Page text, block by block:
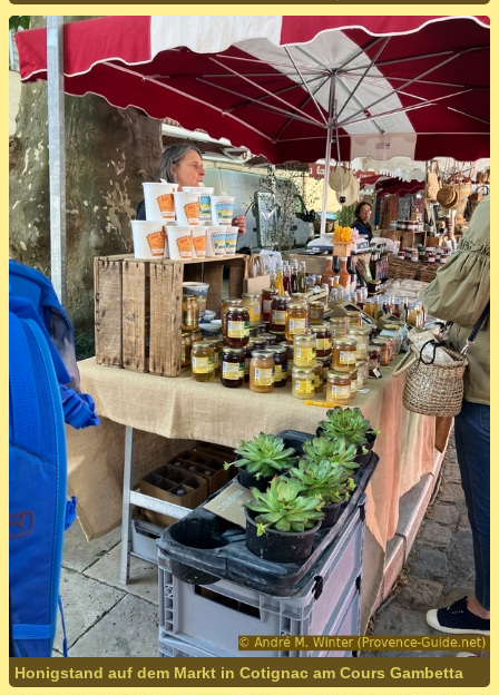
Honigstand auf dem Markt in Cotignac am Cours Gambetta